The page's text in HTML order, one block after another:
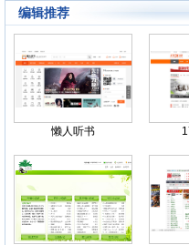
编辑推荐
懒人听书